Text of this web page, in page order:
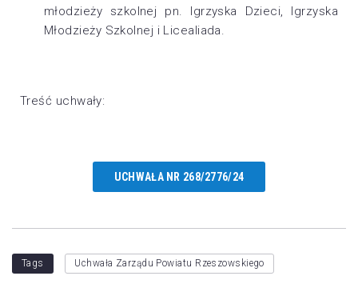
młodzieży szkolnej pn. Igrzyska Dzieci, Igrzyska
Młodzieży Szkolnej i Licealiada.
Treść uchwały:
UCHWAŁA NR 268/2776/24
Tags Uchwała Zarządu Powiatu Rzeszowskiego